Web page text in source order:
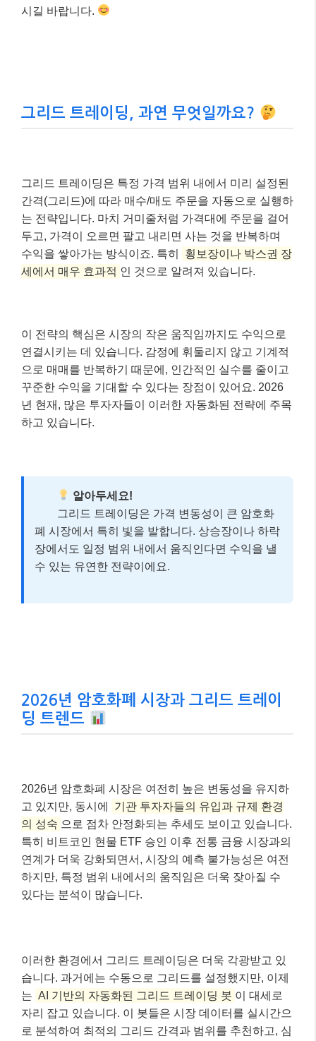
시길 바랍니다.
그리드 트레이딩, 과연 무엇일까요?
그리드 트레이딩은 특정 가격 범위 내에서 미리 설정된
간격(그리드)에 따라 매수/매도 주문을 자동으로 실행하
는 전략입니다. 마치 거미줄처럼 가격대에 주문을 걸어
두고, 가격이 오르면 팔고 내리면 사는 것을 반복하며
수익을 쌓아가는 방식이죠. 특히
횡보장이나 박스권 장
세에서 매우 효과적 인 것으로 알려져 있습니다.
이 전략의 핵심은 시장의 작은 움직임까지도 수익으로
연결시키는 데 있습니다. 감정에 휘둘리지 않고 기계적
으로 매매를 반복하기 때문에, 인간적인 실수를 줄이고
꾸준한 수익을 기대할 수 있다는 장점이 있어요. 2026
년 현재, 많은 투자자들이 이러한 자동화된 전략에 주목
하고 있습니다.
알아두세요!
그리드 트레이딩은 가격 변동성이 큰 암호화
폐 시장에서 특히 빛을 발합니다. 상승장이나 하락
장에서도 일정 범위 내에서 움직인다면 수익을 낼
수 있는 유연한 전략이에요.
2026년 암호화폐 시장과 그리드 트레이
딩 트렌드
2026년 암호화폐 시장은 여전히 높은 변동성을 유지하
고 있지만, 동시에
기관 투자자들의 유입과 규제 환경
의 성숙 으로 점차 안정화되는 추세도 보이고 있습니다.
특히 비트코인 현물 ETF 승인 이후 전통 금융 시장과의
연계가 더욱 강화되면서, 시장의 예측 불가능성은 여전
하지만, 특정 범위 내에서의 움직임은 더욱 잦아질 수
있다는 분석이 많습니다.
이러한 환경에서 그리드 트레이딩은 더욱 각광받고 있
습니다. 과거에는 수동으로 그리드를 설정했지만, 이제
는 AI 기반의 자동화된 그리드 트레이딩 봇 이 대세로
자리 잡고 있습니다. 이 봇들은 시장 데이터를 실시간으
로 분석하여 최적의 그리드 간격과 범위를 추천하고, 심